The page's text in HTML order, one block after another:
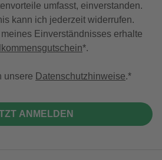
umfasst, einverstanden.
kann ich jederzeit widerrufen.
Einverständnisses erhalte
*.
unsere Datenschutzhinweise.
ANMELDEN